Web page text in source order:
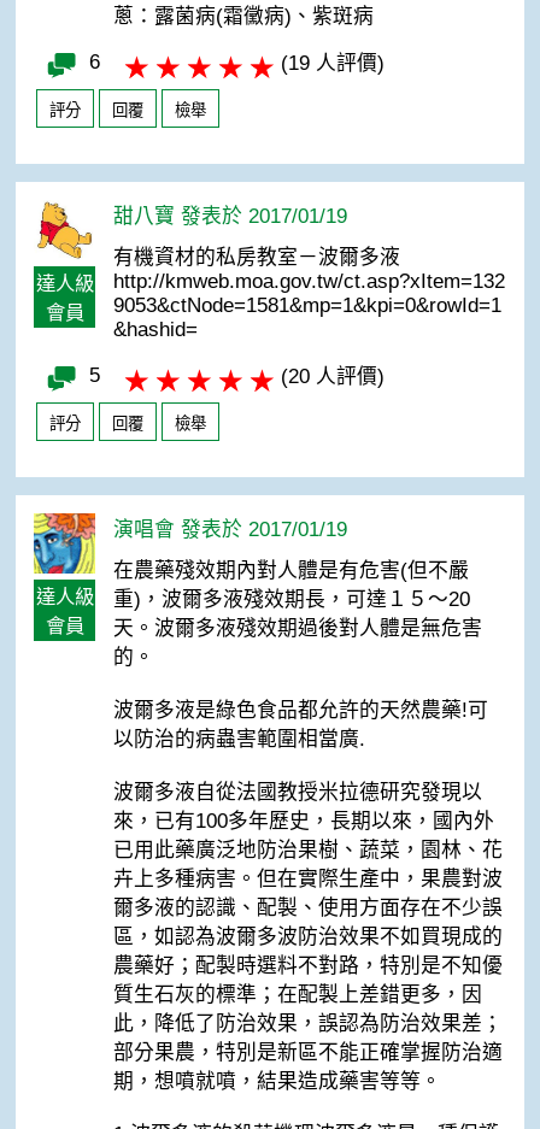
蔥：露菌病(霜黴病)、紫斑病
6 (19 人評價)
評分 回覆 檢舉
達人級
會員
甜八寶 發表於 2017/01/19
有機資材的私房教室－波爾多液
http://kmweb.moa.gov.tw/ct.asp?xItem=132
9053&ctNode=1581&mp=1&kpi=0&rowId=1
&hashid=
5 (20 人評價)
評分 回覆 檢舉
達人級
會員
演唱會 發表於 2017/01/19
在農藥殘效期內對人體是有危害(但不嚴
重)，波爾多液殘效期長，可達１５～20
天。波爾多液殘效期過後對人體是無危害
的。
波爾多液是綠色食品都允許的天然農藥!可
以防治的病蟲害範圍相當廣.
波爾多液自從法國教授米拉德研究發現以
來，已有100多年歷史，長期以來，國內外
已用此藥廣泛地防治果樹、蔬菜，園林、花
卉上多種病害。但在實際生產中，果農對波
爾多液的認識、配製、使用方面存在不少誤
區，如認為波爾多波防治效果不如買現成的
農藥好；配製時選料不對路，特別是不知優
質生石灰的標準；在配製上差錯更多，因
此，降低了防治效果，誤認為防治效果差；
部分果農，特別是新區不能正確掌握防治適
期，想噴就噴，結果造成藥害等等。